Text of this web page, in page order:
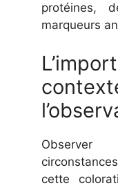
protéines,
marqueurs
cette